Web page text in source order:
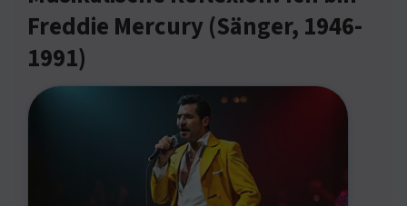
Freddie Mercury (Sänger, 1946-
1991)